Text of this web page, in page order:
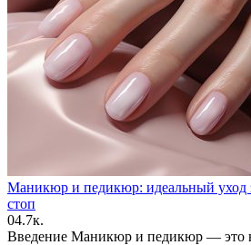
Маникюр и педикюр: идеальный уход
стоп
04.7к.
Введение Маникюр и педикюр — это